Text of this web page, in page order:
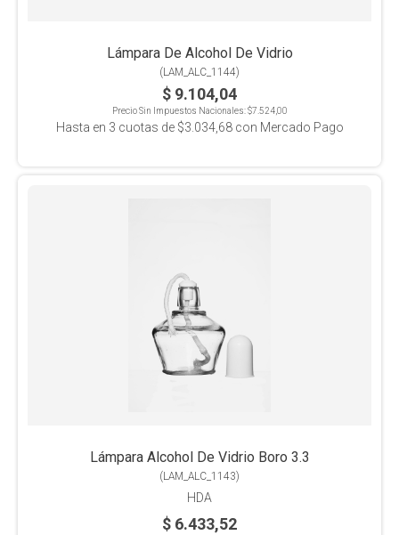
Lámpara De Alcohol De Vidrio
(LAM_ALC_1144)
$ 9.104,04
Precio Sin Impuestos Nacionales:$7.524,00
Hasta en 3 cuotas de $3.034,68con Mercado Pago
Lámpara Alcohol De Vidrio Boro 3.3
(LAM_ALC_1143)
HDA
$ 6.433,52